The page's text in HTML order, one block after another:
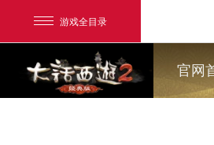
游戏全目录
官网